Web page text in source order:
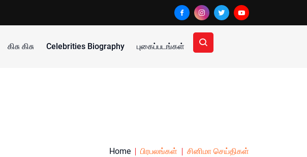
கிசு கிசு Celebrities Biography புகைப்படங்கள்
Home பிரபலங்கள் சினிமா செய்திகள்